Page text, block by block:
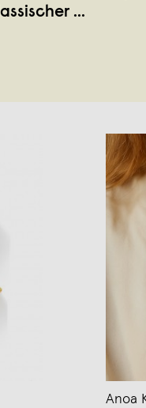
...
Anoa